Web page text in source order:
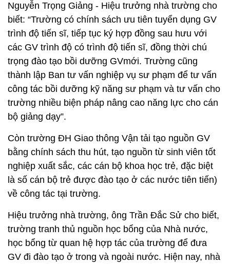
Nguyễn Trọng Giảng - Hiệu trưởng nhà trường cho
biết: “Trường có chính sách ưu tiên tuyển dụng GV
trình độ tiến sĩ, tiếp tục ký hợp đồng sau hưu với
các GV trình độ có trình độ tiến sĩ, đồng thời chú
trọng đào tạo bồi dưỡng GVmới. Trường cũng
thành lập Ban tư vấn nghiệp vụ sư phạm để tư vấn
công tác bồi dưỡng kỹ năng sư phạm và tư vấn cho
trường nhiều biện pháp nâng cao năng lực cho cán
bộ giảng dạy”.
Còn trường ĐH Giao thông Vận tải tạo nguồn GV
bằng chính sách thu hút, tạo nguồn từ sinh viên tốt
nghiệp xuất sắc, các cán bộ khoa học trẻ, đặc biệt
là số cán bộ trẻ được đào tạo ở các nước tiên tiến)
về công tác tại trường.
Hiệu trưởng nhà trường, ông Trần Đắc Sử cho biết,
trường tranh thủ nguồn học bổng của Nhà nước,
học bổng từ quan hệ hợp tác của trường để đưa
GV đi đào tạo ở trong và ngoài nước. Hiện nay, nhà